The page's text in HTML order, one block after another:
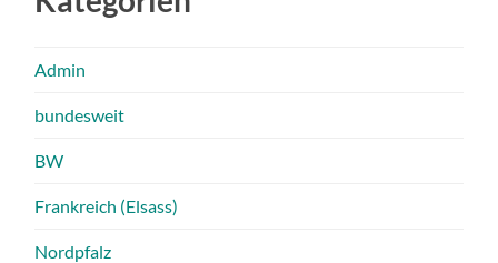
Admin
bundesweit
BW
Frankreich (Elsass)
Nordpfalz